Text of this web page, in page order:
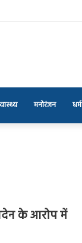
मनोरंजन धर्म
के आरोप में